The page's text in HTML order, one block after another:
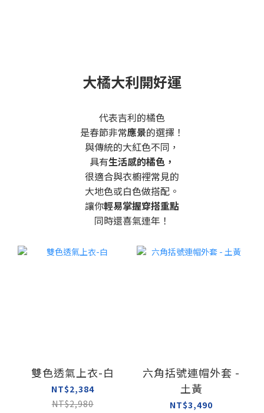
大橘大利開好運
代表吉利的橘色
是春節非常應景的選擇！
與傳統的大紅色不同，
具有生活感的橘色，
很適合與衣櫥裡常見的
大地色或白色做搭配。
讓你輕易掌握穿搭重點
同時還喜氣連年！
雙色透氣上衣-白
NT$2,384
NT$2,980
六角括號連帽外套 -
土黃
NT$3,490